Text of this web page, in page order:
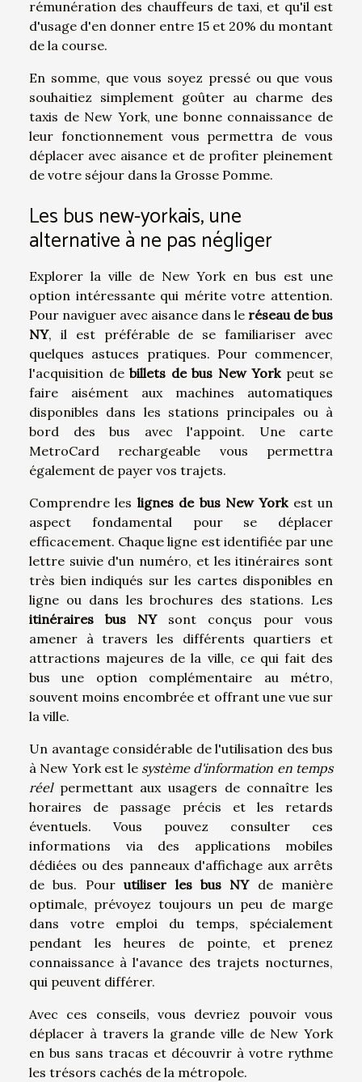
rémunération des chauffeurs de taxi, et qu'il est
d'usage d'en donner entre 15 et 20% du montant
de la course.
En somme, que vous soyez pressé ou que vous
souhaitiez simplement goûter au charme des
taxis de New York, une bonne connaissance de
leur fonctionnement vous permettra de vous
déplacer avec aisance et de profiter pleinement
de votre séjour dans la Grosse Pomme.
Les bus new-yorkais, une
alternative à ne pas négliger
Explorer la ville de New York en bus est une
option intéressante qui mérite votre attention.
Pour naviguer avec aisance dans le réseau de bus
NY, il est préférable de se familiariser avec
quelques astuces pratiques. Pour commencer,
l'acquisition de billets de bus New Yorkpeut se
faire aisément aux machines automatiques
disponibles dans les stations principales ou à
bord des bus avec l'appoint. Une carte
MetroCard rechargeable vous permettra
également de payer vos trajets.
Comprendre les lignes de bus New Yorkest un
aspect fondamental pour se déplacer
efficacement. Chaque ligne est identifiée par une
lettre suivie d'un numéro, et les itinéraires sont
très bien indiqués sur les cartes disponibles en
ligne ou dans les brochures des stations. Les
itinéraires bus NYsont conçus pour vous
amener à travers les différents quartiers et
attractions majeures de la ville, ce qui fait des
bus une option complémentaire au métro,
souvent moins encombrée et offrant une vue sur
la ville.
Un avantage considérable de l'utilisation des bus
à New York est le système d'information en temps
réelpermettant aux usagers de connaître les
horaires de passage précis et les retards
éventuels. Vous pouvez consulter ces
informations via des applications mobiles
dédiées ou des panneaux d'affichage aux arrêts
de bus. Pourutiliser les bus NYde manière
optimale, prévoyez toujours un peu de marge
dans votre emploi du temps, spécialement
pendant les heures de pointe, et prenez
connaissance à l'avance des trajets nocturnes,
qui peuvent différer.
Avec ces conseils, vous devriez pouvoir vous
déplacer à travers la grande ville de New York
en bus sans tracas et découvrir à votre rythme
les trésors cachés de la métropole.